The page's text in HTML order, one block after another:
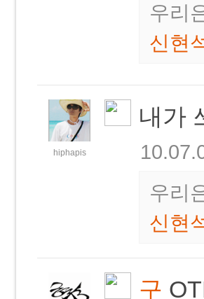
우리
신현
hiphapis
내가
우리
신현
구